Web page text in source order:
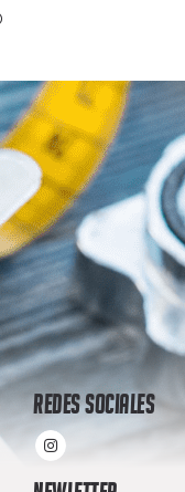
Redes Sociales